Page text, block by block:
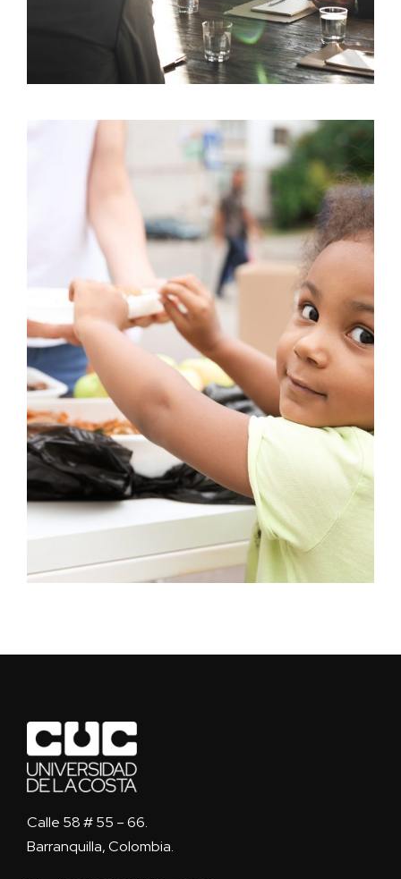
Charity Activity in Atlanta
Charity
Calle 58 # 55 – 66.
Barranquilla, Colombia.